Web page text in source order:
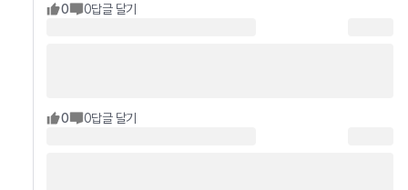
0 0답글 달기
0 0답글 달기